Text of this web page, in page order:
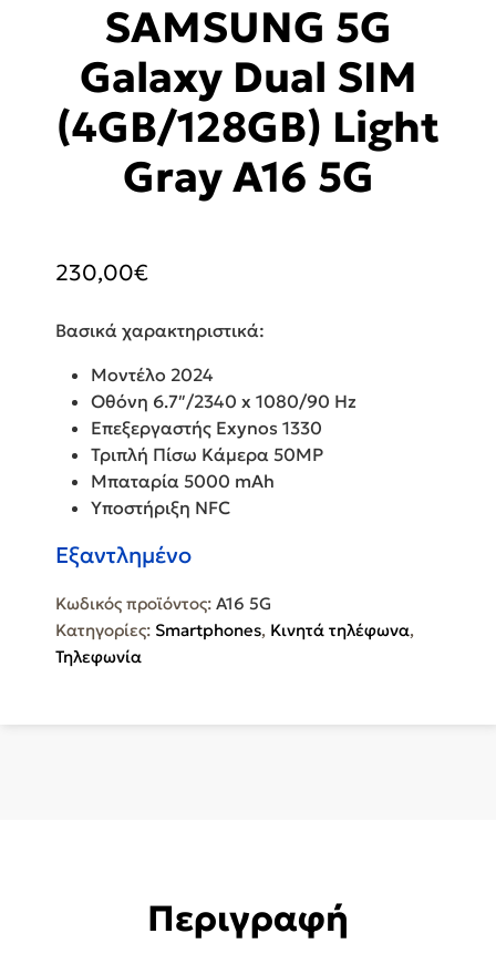
SAMSUNG 5G
Galaxy Dual SIM
(4GB/128GB) Light
Gray A16 5G
230,00€
Βασικά χαρακτηριστικά:
Μοντέλο 2024
Οθόνη 6.7″/2340 x 1080/90 Hz
Επεξεργαστής Exynos 1330
Τριπλή Πίσω Κάμερα 50MP
Μπαταρία 5000 mAh
Υποστήριξη NFC
Εξαντλημένο
Κωδικός προϊόντος: A16 5G
Κατηγορίες: Smartphones, Κινητά τηλέφωνα,
Τηλεφωνία
Περιγραφή